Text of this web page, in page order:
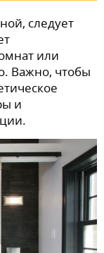
следует
или
Важно, чтобы
и